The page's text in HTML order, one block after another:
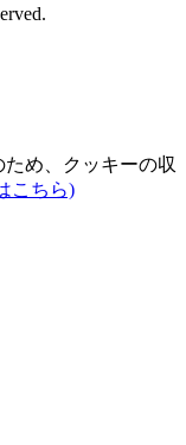
め、クッキーの収
こちら)